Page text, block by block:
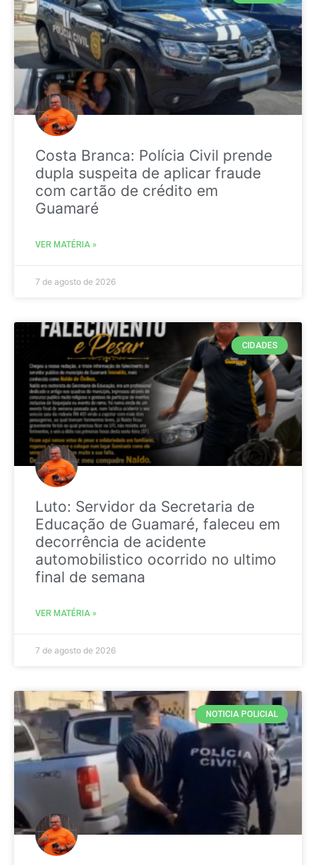
Costa Branca: Polícia Civil prende
dupla suspeita de aplicar fraude
com cartão de crédito em
Guamaré
VER MATÉRIA »
7 de agosto de 2026
CIDADES
Luto: Servidor da Secretaria de
Educação de Guamaré, faleceu em
decorrência de acidente
automobilistico ocorrido no ultimo
final de semana
VER MATÉRIA »
7 de agosto de 2026
NOTICIA POLICIAL